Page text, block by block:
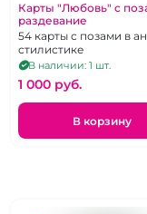
Карты "Любовь" с
раздевание
54 карты с позами в
стилистике
В наличии: 1 шт.
1 000 pуб.
В корзину